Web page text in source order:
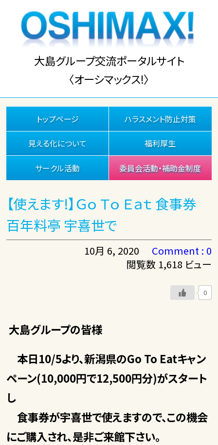
大島グループ交流ポータルサイト
〈オーシマックス!〉
トップページ ハラスメント防止対策
見える化について 福利厚生
サークル活動 委員会活動・補助金制度
【使えます!】Ｇｏ Ｔｏ Ｅａｔ 食事券
百年料亭 宇喜世で
10月 6, 2020
Comment : 0
閲覧数 1,618 ビュー
0
大島グループの皆様
本日10/5より、新潟県のGo To Eatキャン
ペーン(10,000円で12,500円分)がスタート
し
食事券が宇喜世で使えますので、この機会
にご購入され、是非ご来館下さい。